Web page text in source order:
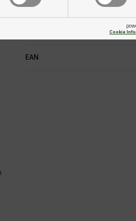
Cookie
ja
Lisävarusteet sisältyvät
Pöytälevyt sis toimitukseen
EAN